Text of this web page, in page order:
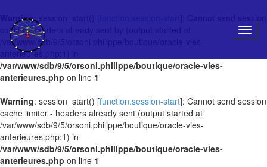
Warning: session_start() [
]: Cannot send session
cookie - headers already sent by (output started at
/var/www/sdb/9/5/orsoni.philippe/boutique/oracle-vies-
anterieures.php:1) in
/var/www/sdb/9/5/orsoni.philippe/boutique/oracle-vies-
anterieures.php on line 1
Warning: session_start() [function.session-start]: Cannot send session
cache limiter - headers already sent (output started at
/var/www/sdb/9/5/orsoni.philippe/boutique/oracle-vies-
anterieures.php:1) in
/var/www/sdb/9/5/orsoni.philippe/boutique/oracle-vies-
anterieures.php on line 1